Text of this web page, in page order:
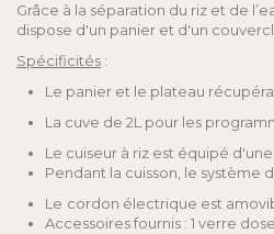
Grâce à la séparation du riz et de
dispose d'un panier et d'un
Spécificités :
Le panier et le plateau
La cuve de 2L pour les
Le cuiseur à riz est équipé
Pendant la cuisson, le système
Le cordon électrique est
Accessoires fournis : 1 verre